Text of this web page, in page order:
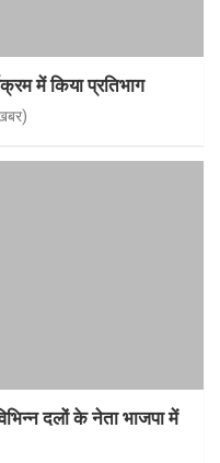
में किया प्रतिभाग
दलों के नेता भाजपा में